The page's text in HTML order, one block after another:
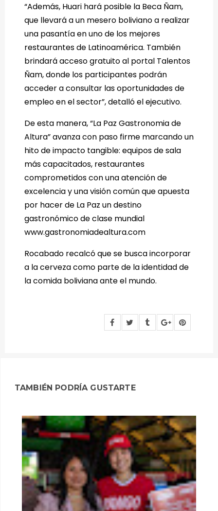
“Además, Huari hará posible la Beca Ñam,
que llevará a un mesero boliviano a realizar
una pasantía en uno de los mejores
restaurantes de Latinoamérica. También
brindará acceso gratuito al portal Talentos
Ñam, donde los participantes podrán
acceder a consultar las oportunidades de
empleo en el sector”, detalló el ejecutivo.
De esta manera, “La Paz Gastronomia de
Altura” avanza con paso firme marcando un
hito de impacto tangible: equipos de sala
más capacitados, restaurantes
comprometidos con una atención de
excelencia y una visión común que apuesta
por hacer de La Paz un destino
gastronómico de clase mundial
www.gastronomiadealtura.com
Rocabado recalcó que se busca incorporar
a la cerveza como parte de la identidad de
la comida boliviana ante el mundo.
TAMBIÉN PODRÍA GUSTARTE